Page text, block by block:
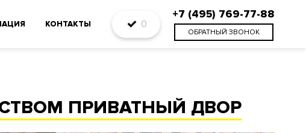
КОНТАКТЫ 0
+7 (495) 769-77-88
ОБРАТНЫЙ ЗВОНОК
ПРИВАТНЫЙ ДВОР